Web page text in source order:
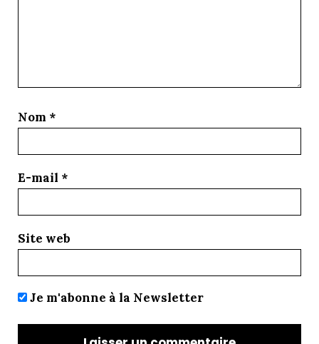
Nom *
E-mail *
Site web
Je m'abonne à la Newsletter